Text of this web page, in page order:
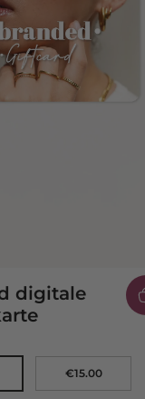
digitale
€15.00
€15.00